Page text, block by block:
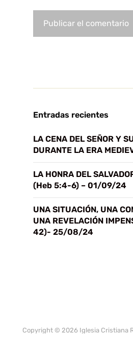
Entradas recientes
LA CENA DEL SEÑOR Y
DURANTE LA ERA
LA HONRA DEL
(Heb 5:4-6) – 01/09/24
UNA SITUACIÓN, UNA
UNA REVELACIÓN
42)- 25/08/24
Copyright © 2026 Iglesia Cristiana